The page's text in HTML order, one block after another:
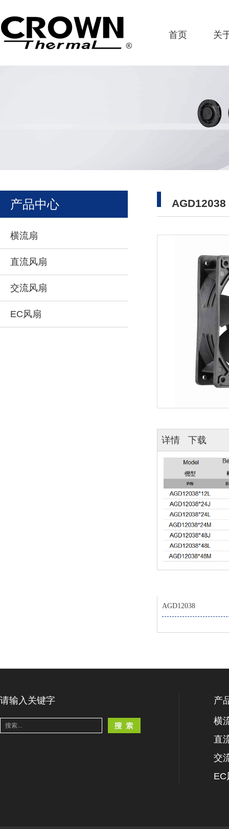
首页 关
产品中心
横流扇
直流风扇
交流风扇
EC风扇
AGD12038
详情 下载
AGD12038
请输入关键字
产
横
直
交
EC